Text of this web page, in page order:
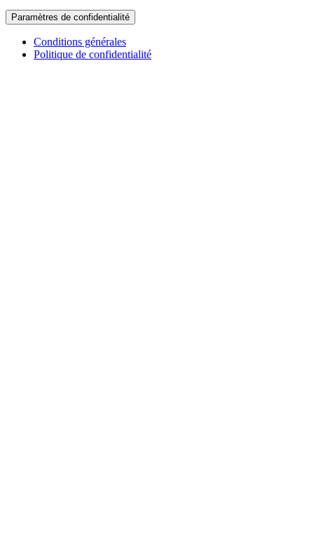
Paramètres de confidentialité
Conditions générales
Politique de confidentialité